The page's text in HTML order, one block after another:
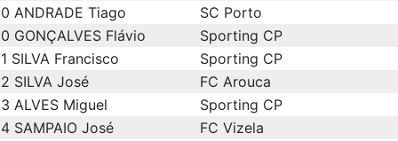
0 ANDRADE Tiago
SC Porto
0 GONÇALVES Flávio
Sporting CP
1 SILVA Francisco
Sporting CP
2 SILVA José
FC Arouca
3 ALVES Miguel
Sporting CP
4 SAMPAIO José
FC Vizela